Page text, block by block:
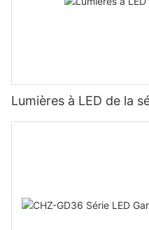
Lumières à LED de la